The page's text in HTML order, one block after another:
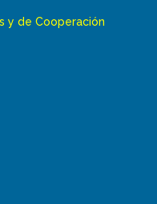
y de Cooperación